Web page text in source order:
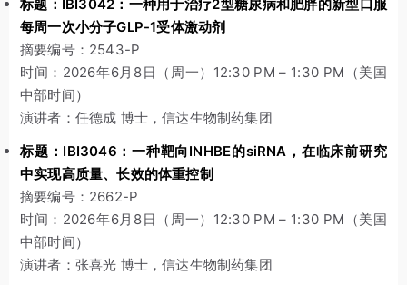
标题：IBI3042：一种用于治疗2型糖尿病和肥胖的新型口服
每周一次小分子GLP-1受体激动剂
摘要编号：2543-P
时间：2026年6月8日（周一）12:30 PM – 1:30 PM（美国
中部时间）
演讲者：任德成 博士，信达生物制药集团
标题：IBI3046：一种靶向INHBE的siRNA，在临床前研究
中实现高质量、长效的体重控制
摘要编号：2662-P
时间：2026年6月8日（周一）12:30 PM – 1:30 PM（美国
中部时间）
演讲者：张喜光 博士，信达生物制药集团